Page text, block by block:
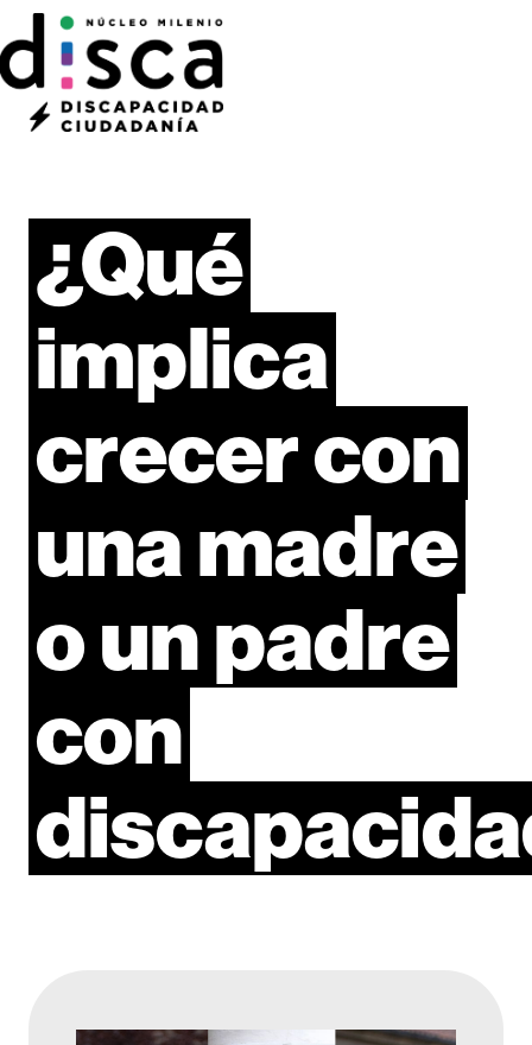
¿Qué
implica
crecercon
unamadre
ounpadre
con